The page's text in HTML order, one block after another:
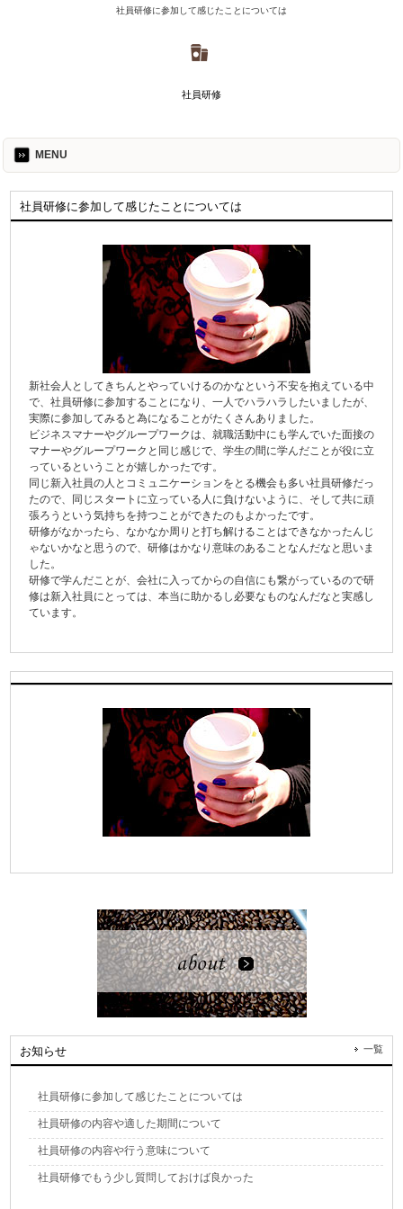
社員研修に参加して感じたことについては
社員研修
MENU
社員研修に参加して感じたことについては
新社会人としてきちんとやっていけるのかなという不安を抱えている中
で、社員研修に参加することになり、一人でハラハラしたいましたが、
実際に参加してみると為になることがたくさんありました。
ビジネスマナーやグループワークは、就職活動中にも学んでいた面接の
マナーやグループワークと同じ感じで、学生の間に学んだことが役に立
っているということが嬉しかったです。
同じ新入社員の人とコミュニケーションをとる機会も多い社員研修だっ
たので、同じスタートに立っている人に負けないように、そして共に頑
張ろうという気持ちを持つことができたのもよかったです。
研修がなかったら、なかなか周りと打ち解けることはできなかったんじ
ゃないかなと思うので、研修はかなり意味のあることなんだなと思いま
した。
研修で学んだことが、会社に入ってからの自信にも繋がっているので研
修は新入社員にとっては、本当に助かるし必要なものなんだなと実感し
ています。
お知らせ 一覧
社員研修に参加して感じたことについては
社員研修の内容や適した期間について
社員研修の内容や行う意味について
社員研修でもう少し質問しておけば良かった